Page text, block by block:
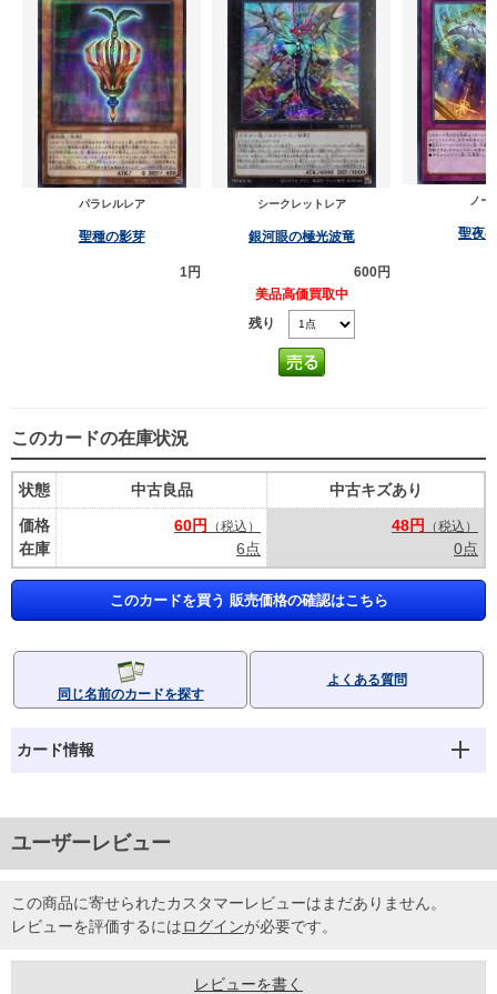
パラレルレア
聖種の影芽
1円
シークレットレア
銀河眼の極光波竜
600円
美品高価買取中
残り
ノー
聖夜
このカードの在庫状況
状態
価格
在庫
中古良品
60円
（税込）
6点
中古キズあり
48円
（税込）
0点
このカードを買う 販売価格の確認はこちら
同じ名前のカードを探す
よくある質問
カード情報
ユーザーレビュー
この商品に寄せられたカスタマーレビューはまだありません。
レビューを評価するにはログインが必要です。
レビューを書く